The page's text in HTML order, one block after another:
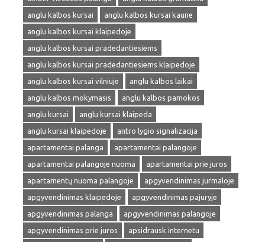
anglu kalbos kursai
anglu kalbos kursai kaune
anglu kalbos kursai klaipedoje
anglu kalbos kursai pradedantiesiems
anglu kalbos kursai pradedantiesiems klaipedoje
anglu kalbos kursai vilniuje
anglu kalbos laikai
anglu kalbos mokymasis
anglu kalbos pamokos
anglu kursai
anglu kursai klaipeda
anglu kursai klaipedoje
antro lygio signalizacija
apartamentai palanga
apartamentai palangoje
apartamentai palangoje nuoma
apartamentai prie juros
apartamentų nuoma palangoje
apgyvendinimas jurmaloje
apgyvendinimas klaipedoje
apgyvendinimas pajuryje
apgyvendinimas palanga
apgyvendinimas palangoje
apgyvendinimas prie juros
apsidrausk internetu